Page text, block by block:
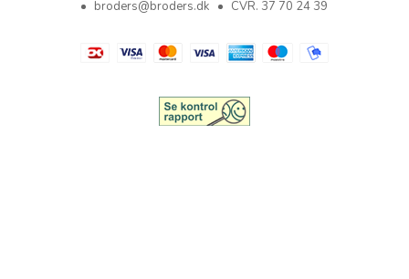
broders@broders.dk
CVR. 37 70 24 39